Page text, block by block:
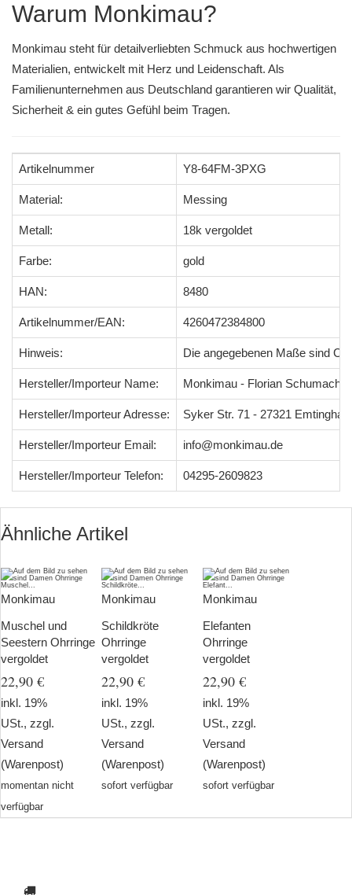
Warum Monkimau?
Monkimau steht für detailverliebten Schmuck aus hochwertigen
Materialien, entwickelt mit Herz und Leidenschaft. Als
Familienunternehmen aus Deutschland garantieren wir Qualität,
Sicherheit & ein gutes Gefühl beim Tragen.
Artikelnummer Y8-64FM-3PXG
Material: Messing
Metall: 18k vergoldet
Farbe: gold
HAN: 8480
Artikelnummer/EAN: 4260472384800
Hinweis: Die angegebenen Maße sind
Hersteller/Importeur Name: Monkimau - Florian Schumacher
Hersteller/Importeur Adresse: Syker Str. 71 - 27321
Hersteller/Importeur Email: info@monkimau.de
Hersteller/Importeur Telefon: 04295-2609823
Ähnliche Artikel
Monkimau
Muschel und
Seestern Ohrringe
vergoldet
22,90 €
inkl. 19%
USt., zzgl.
Versand
(Warenpost)
momentan nicht
verfügbar
Monkimau
Schildkröte
Ohrringe
vergoldet
22,90 €
inkl. 19%
USt., zzgl.
Versand
(Warenpost)
sofort verfügbar
Monkimau
Elefanten
Ohrringe
vergoldet
22,90 €
inkl. 19%
USt., zzgl.
Versand
(Warenpost)
sofort verfügbar